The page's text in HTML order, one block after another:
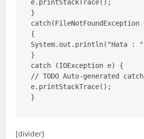
e.printStackTrace();
}
catch(FileNotFoundException
{
System.out.println("Hata :
}
catch (IOException e) {
// TODO Auto-generated
e.printStackTrace();
}
[divider]